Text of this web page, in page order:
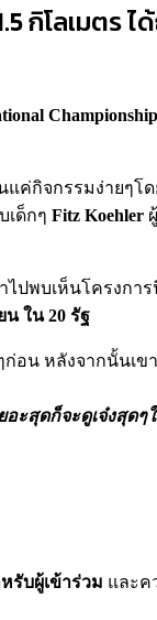
กิโลเมต
แค่กิจกรรมง่ายๆโด
เด็กๆ Fitz Koehler
าไปพบเห็นโครงกา
น ใน 20 รัฐ
อน หลังจากนั้นเข
อะสุดก็จะดูเจ๋งสุดๆ
รับผู้เข้าร่วม และค